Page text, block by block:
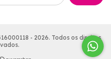
- 2026. Todos os direitos